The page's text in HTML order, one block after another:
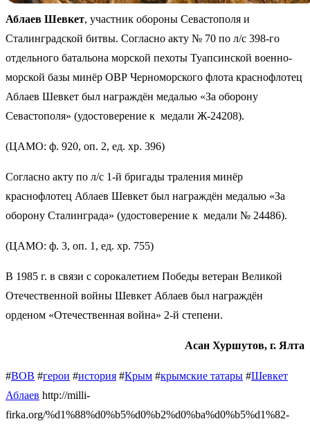
Аблаев Шевкет, участник обороны Севастополя и
Сталинградской битвы. Согласно акту № 70 по л/с 398-го
отдельного батальона морской пехоты Туапсинской военно-
морской базы минёр ОВР Черноморского флота краснофлотец
Аблаев Шевкет был награждён медалью «За оборону
Севастополя» (удостоверение к медали Ж-24208).
(ЦАМО: ф. 920, оп. 2, ед. хр. 396)
Согласно акту по л/с 1-й бригады траления минёр
краснофлотец Аблаев Шевкет был награждён медалью «За
оборону Сталинграда» (удостоверение к медали № 24486).
(ЦАМО: ф. 3, оп. 1, ед. хр. 755)
В 1985 г. в связи с сорокалетием Победы ветеран Великой
Отечественной войны Шевкет Аблаев был награждён
орденом «Отечественная война» 2-й степени.
Асан Хуршутов, г. Ялта
#ВОВ #герои #история #Крым #крымские татары #Шевкет
Аблаев http://milli-
firka.org/%d1%88%d0%b5%d0%b2%d0%ba%d0%b5%d1%82-